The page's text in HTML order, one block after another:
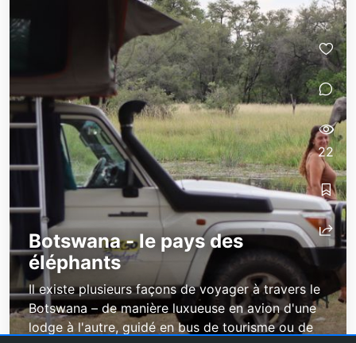
Botswana - le pays des
éléphants
Il existe plusieurs façons de voyager à travers le
Botswana – de manière luxueuse en avion d'une
lodge à l'autre, guidé en bus de tourisme ou de
22